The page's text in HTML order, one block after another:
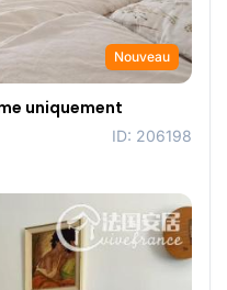
Nouveau
uniquement
ID: 206198